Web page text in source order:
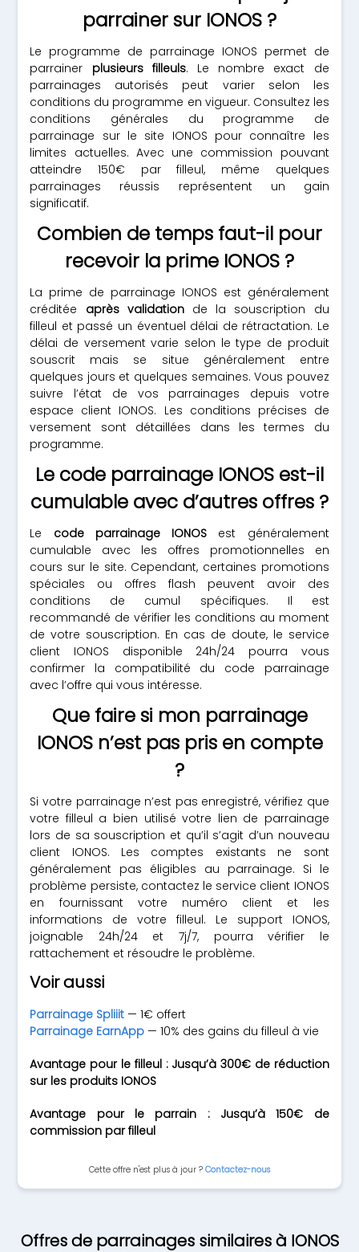
parrainer sur IONOS ?
Le programme de parrainage IONOS permet de
parrainer plusieurs filleuls. Le nombre exact de
parrainages autorisés peut varier selon les
conditions du programme en vigueur. Consultez les
conditions générales du programme de
parrainage sur le site IONOS pour connaître les
limites actuelles. Avec une commission pouvant
atteindre 150€ par filleul, même quelques
parrainages réussis représentent un gain
significatif.
Combien de temps faut-il pour
recevoir la prime IONOS ?
La prime de parrainage IONOS est généralement
créditée après validationde la souscription du
filleul et passé un éventuel délai de rétractation. Le
délai de versement varie selon le type de produit
souscrit mais se situe généralement entre
quelques jours et quelques semaines. Vous pouvez
suivre l’état de vos parrainages depuis votre
espace client IONOS. Les conditions précises de
versement sont détaillées dans les termes du
programme.
Le code parrainage IONOS est-il
cumulable avec d’autres offres ?
Le code parrainage IONOS est généralement
cumulable avec les offres promotionnelles en
cours sur le site. Cependant, certaines promotions
spéciales ou offres flash peuvent avoir des
conditions de cumul spécifiques. Il est
recommandé de vérifier les conditions au moment
de votre souscription. En cas de doute, le service
client IONOS disponible 24h/24 pourra vous
confirmer la compatibilité du code parrainage
avec l’offre qui vous intéresse.
Que faire si mon parrainage
IONOS n’est pas pris en compte
?
Si votre parrainage n’est pas enregistré, vérifiez que
votre filleul a bien utilisé votre lien de parrainage
lors de sa souscription et qu’il s’agit d’un nouveau
client IONOS. Les comptes existants ne sont
généralement pas éligibles au parrainage. Si le
problème persiste, contactez le service client IONOS
en fournissant votre numéro client et les
informations de votre filleul. Le support IONOS,
joignable 24h/24 et 7j/7, pourra vérifier le
rattachement et résoudre le problème.
Voir aussi
Parrainage Spliiit — 1€ offert
Parrainage EarnApp — 10% des gains du filleul à vie
Avantage pour le filleul : Jusqu’à 300€ de réduction
sur les produits IONOS
Avantage pour le parrain : Jusqu’à 150€ de
commission par filleul
Cette offre n'est plus à jour ? Contactez-nous
Offres de parrainages similaires à IONOS